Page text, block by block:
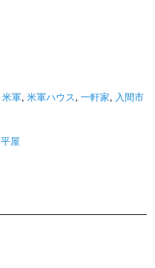
米軍, 米軍ハウス, 一軒家, 入間市
平屋